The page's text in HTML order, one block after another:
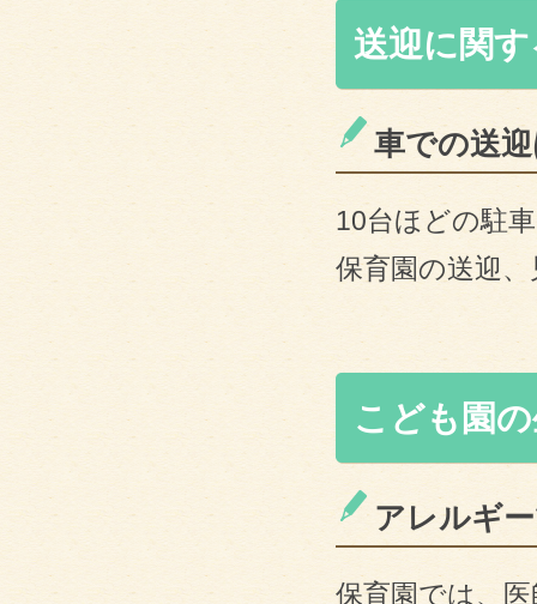
送迎に関
車での送
10台ほどの駐
保育園の送迎
こども園
アレルギ
保育園では、